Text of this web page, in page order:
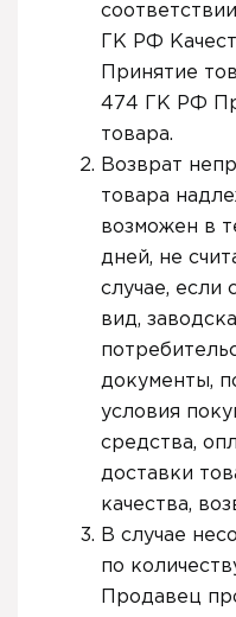
ГК РФ
Принятие
474 ГК РФ
товара.
Возврат
товара
возможен в
дней, не
случае, если
вид,
документы,
условия
средства,
доставки
качества,
В случае
по
Продавец